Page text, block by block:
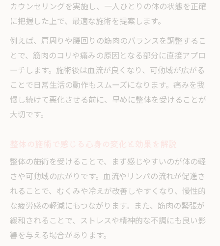
整体を利用するメリットとその効果的な活
用法
整体が適している悩みと他施術との違い
整体とマッサージの選び方と効果の違い
整体とマッサージの効果的な選び方を解説
整体とマッサージそれぞれの特徴と違い
整体が向いている症状とマッサージの役割
整体・マッサージどちらを選ぶべきかの判
断法
納得できる整体院の選び方とそのコツ
整体院を選ぶ際に重視したいポイント一覧
整体院選びで失敗しないための確認事項
整体院の口コミや評判を活用した選び方
カウンセリングを実施し、一人ひとりの体の状態を正確
に把握した上で、最適な施術を提案します。
例えば、肩周りや腰回りの筋肉のバランスを調整するこ
とで、筋肉のコリや痛みの原因となる部分に直接アプロ
ーチします。施術後は血流が良くなり、可動域が広がる
ことで日常生活の動作もスムーズになります。痛みを我
慢し続けて悪化させる前に、早めに整体を受けることが
大切です。
整体の施術を受けることで、まず感じやすいのが体の軽
さや可動域の広がりです。血流やリンパの流れが促進さ
れることで、むくみや冷えが改善しやすくなり、慢性的
な疲労感の軽減にもつながります。また、筋肉の緊張が
緩和されることで、ストレスや精神的な不調にも良い影
響を与える場合があります。